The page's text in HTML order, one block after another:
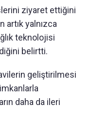
ziyaret ettiğini
artık yalnızca
teknolojisi
belirtti.
geliştirilmesi
daha da ileri